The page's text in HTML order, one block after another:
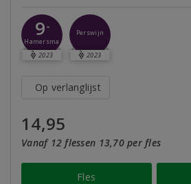
9-
Hamersma
2023
Perswijn
2023
Op verlanglijst
14,95
Vanaf 12 flessen 13,70 per fles
Fles